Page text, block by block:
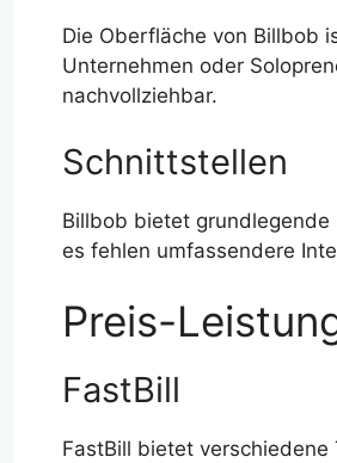
Die Oberfläche von Billbob
Unternehmen oder
nachvollziehbar.
Schnittstellen
Billbob bietet
es fehlen umfassendere
Preis-
FastBill
FastBill bietet verschiedene